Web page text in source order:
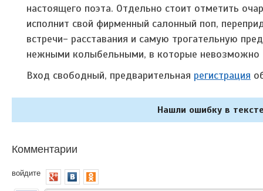
настоящего поэта. Отдельно стоит отметить
исполнит свой фирменный салонный поп,
встречи- расставания и самую трогательную
нежными колыбельными, в которые невозможно
Вход свободный, предварительная регистрация
Нашли ошибку в
Комментарии
войдите